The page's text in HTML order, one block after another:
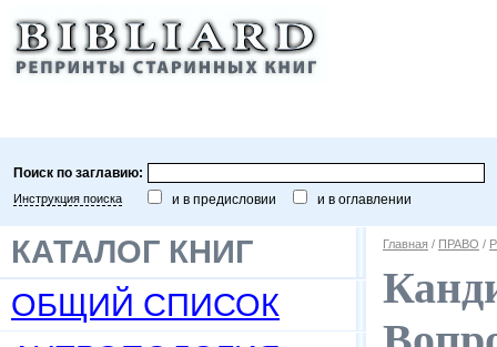
Поиск по заглавию:
Инструкция поиска и в предисловии и в оглавлении
КАТАЛОГ КНИГ
ОБЩИЙ СПИСОК
Главная / ПРАВО /